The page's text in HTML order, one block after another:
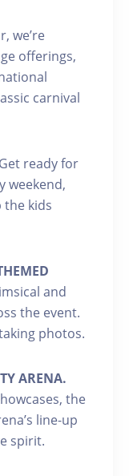
we’re
offerings,
carnival
ready for
weekend,
kids
and
the event.
photos.
ARENA.
the
line-up
spirit.